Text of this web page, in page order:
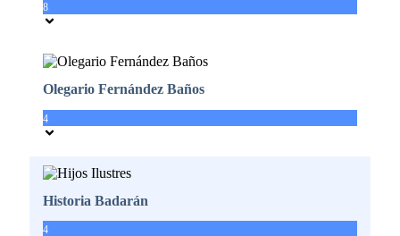
8
Olegario Fernández Baños
4
Historia Badarán
4